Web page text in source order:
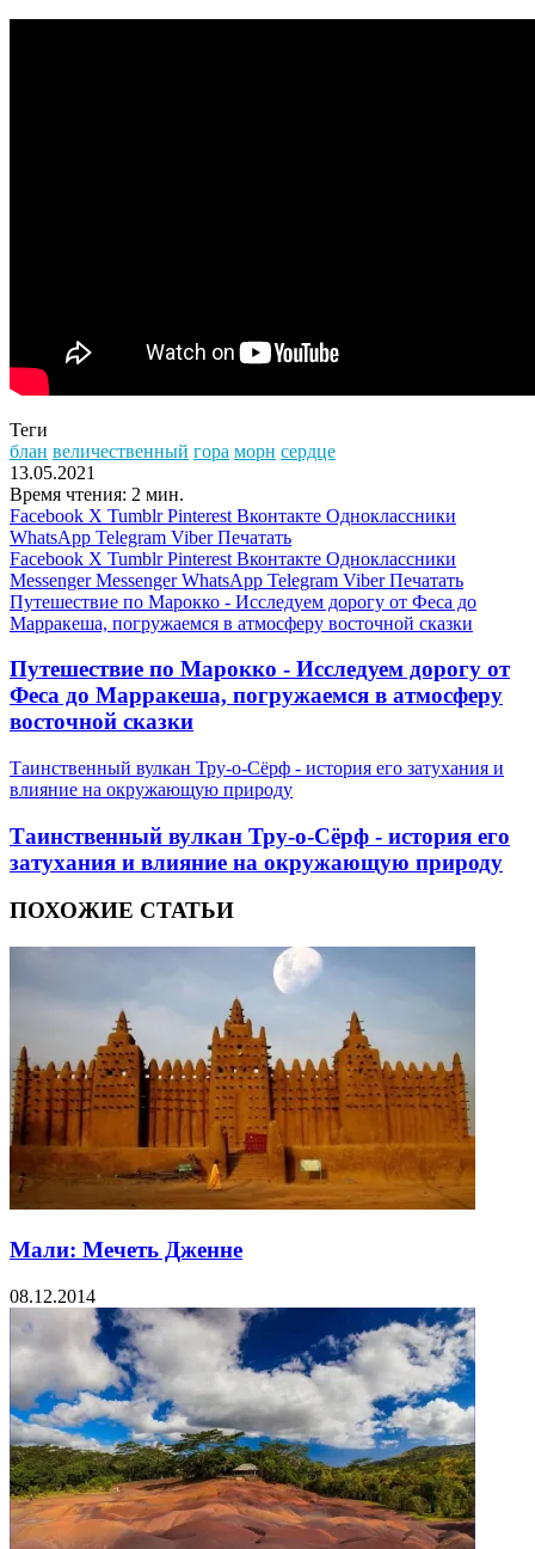
Теги
блан величественный гора морн сердце
13.05.2021
Время чтения: 2 мин.
Facebook X Tumblr Pinterest Вконтакте Одноклассники
WhatsApp Telegram Viber Печатать
Facebook X Tumblr Pinterest Вконтакте Одноклассники
Messenger Messenger WhatsApp Telegram Viber Печатать
Путешествие по Марокко - Исследуем дорогу от Феса до
Марракеша, погружаемся в атмосферу восточной сказки
Путешествие по Марокко - Исследуем дорогу от
Феса до Марракеша, погружаемся в атмосферу
восточной сказки
Таинственный вулкан Тру-о-Сёрф - история его затухания и
влияние на окружающую природу
Таинственный вулкан Тру-о-Сёрф - история его
затухания и влияние на окружающую природу
ПОХОЖИЕ СТАТЬИ
Мали: Мечеть Дженне
08.12.2014